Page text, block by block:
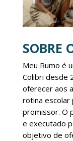
SOBRE
Meu Rumo é
Colibri desde
oferecer aos
rotina escolar
promissor. O
e executado
objetivo de